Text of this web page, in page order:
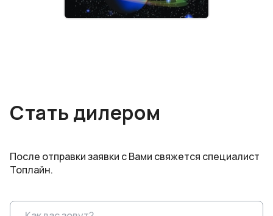
Стать дилером
После отправки заявки с Вами свяжется специалист
Топлайн.